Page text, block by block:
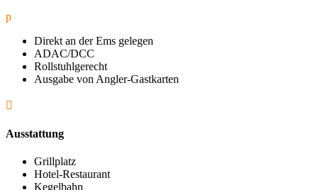
p
Direkt an der Ems gelegen
ADAC/DCC
Rollstuhlgerecht
Ausgabe von Angler-Gastkarten

Ausstattung
Grillplatz
Hotel-Restaurant
Kegelbahn